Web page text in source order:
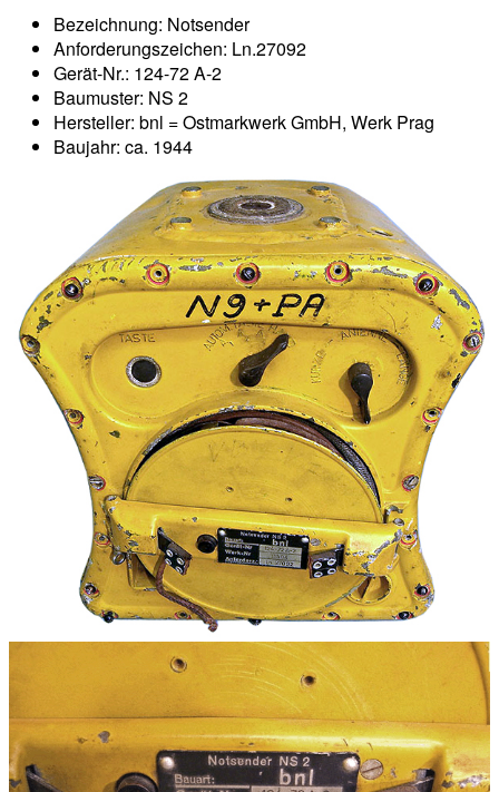
Bezeichnung: Notsender
Anforderungszeichen: Ln.27092
Gerät-Nr.: 124-72 A-2
Baumuster: NS 2
Hersteller: bnl = Ostmarkwerk GmbH, Werk Prag
Baujahr: ca. 1944